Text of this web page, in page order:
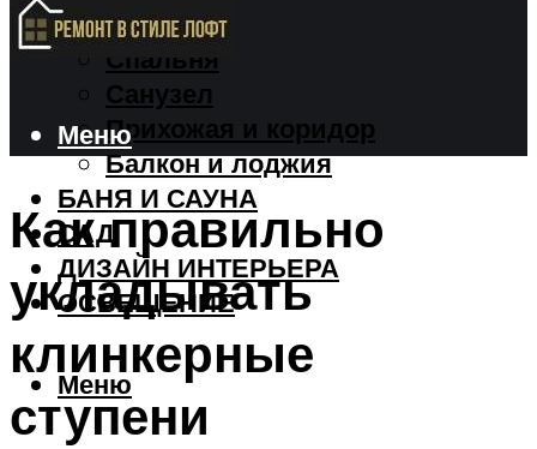
Кухня
Спальня
Санузел
Прихожая и коридор
Балкон и лоджия
БАНЯ И САУНА
САД
ДИЗАЙН ИНТЕРЬЕРА
ОСВЕЩЕНИЕ
Меню
Меню
Как правильно
укладывать
клинкерные
ступени